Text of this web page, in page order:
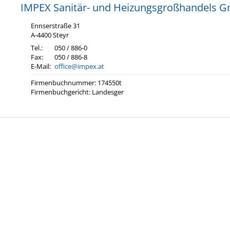
IMPEX Sa­ni­tär- und Hei­zungs­groß­han­dels
Enn­s­er­stra­ße 31
A-4400 Steyr
Tel.:
050 / 886-0
Fax:
050 / 886-8
E-Mail: office@impex.at
Fir­men­buch­num­mer: 174550t
Fir­men­buch­ge­richt: Lan­des­ger